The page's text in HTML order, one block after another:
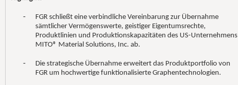
-
FGR schließt eine verbindliche Vereinbarung zur Übernahme
sämtlicher Vermögenswerte, geistiger Eigentumsrechte,
Produktlinien und Produktionskapazitäten des US-Unternehmens
MITO® Material Solutions, Inc. ab.
-
Die strategische Übernahme erweitert das Produktportfolio von
FGR um hochwertige funktionalisierte Graphentechnologien.